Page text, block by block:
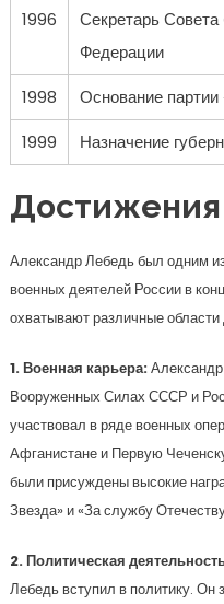
1996
Секретарь Совета
Федерации
1998
Основание партии
1999
Назначение
Достижения
Александр Лебедь был одним
военных деятелей России в
охватывают различные
1. Военная карьера:
Вооруженных Силах СССР и
участвовал в ряде военных
Афганистане и Первую
были присуждены высокие
Звезда» и «За службу
2. Политическая
Лебедь вступил в политику.